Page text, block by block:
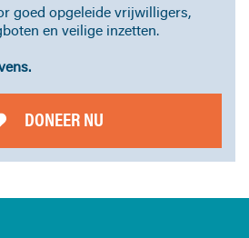
goed opgeleide vrijwilligers,
en veilige inzetten.
DONEER NU